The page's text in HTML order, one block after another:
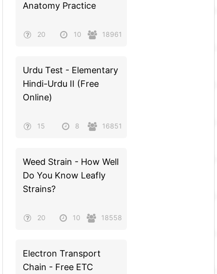
Anatomy Practice
20 10 18961
Urdu Test - Elementary
Hindi-Urdu II (Free
Online)
15 8 16851
Weed Strain - How Well
Do You Know Leafly
Strains?
20 10 18558
Electron Transport
Chain - Free ETC